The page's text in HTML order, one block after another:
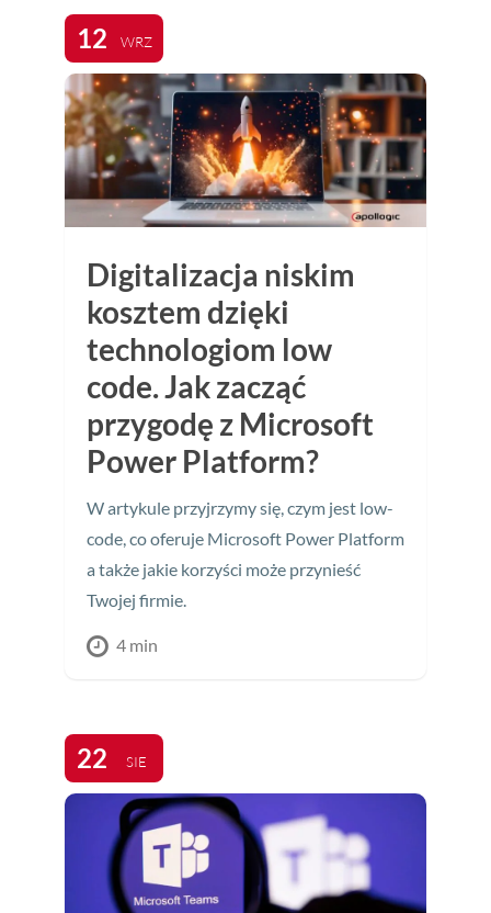
12 WRZ
Digitalizacja niskim
kosztem dzięki
technologiom low
code. Jak zacząć
przygodę z Microsoft
Power Platform?
W artykule przyjrzymy się, czym jest low-
code, co oferuje Microsoft Power Platform
a także jakie korzyści może przynieść
Twojej firmie.
4 min
22 SIE